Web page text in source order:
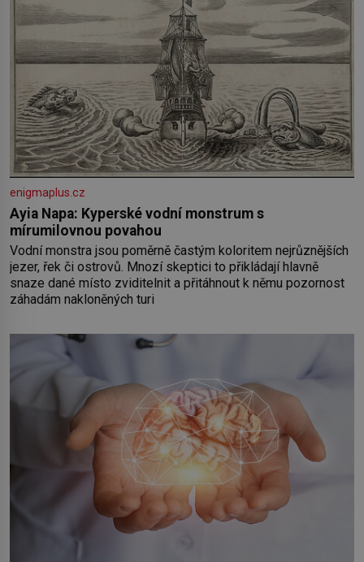
enigmaplus.cz
Ayia Napa: Kyperské vodní monstrum s
mírumilovnou povahou
Vodní monstra jsou poměrně častým koloritem nejrůznějších
jezer, řek či ostrovů. Mnozí skeptici to přikládají hlavně
snaze dané místo zviditelnit a přitáhnout k němu pozornost
záhadám nakloněných turi